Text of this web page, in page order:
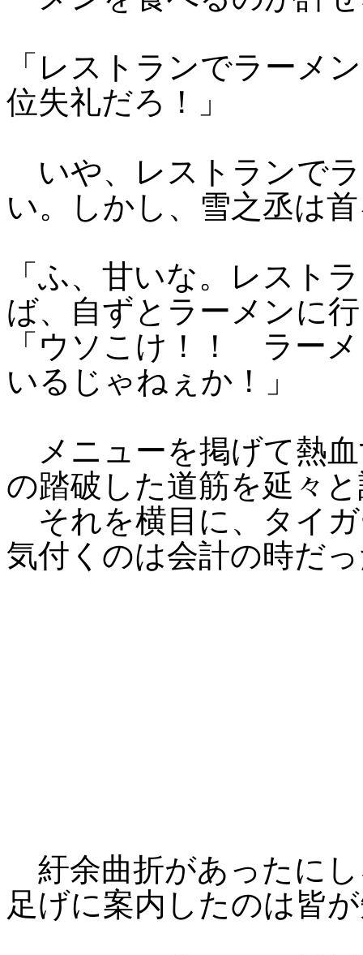
「レストランでラーメ
位失礼だろ！」
いや、レストランで
い。しかし、雪之丞は
「ふ、甘いな。レスト
ば、自ずとラーメンに
「ウソこけ！！ ラー
いるじゃねぇか！」
メニューを掲げて熱
の踏破した道筋を延々
それを横目に、タイ
気付くのは会計の時だ
紆余曲折があったに
足げに案内したのは皆